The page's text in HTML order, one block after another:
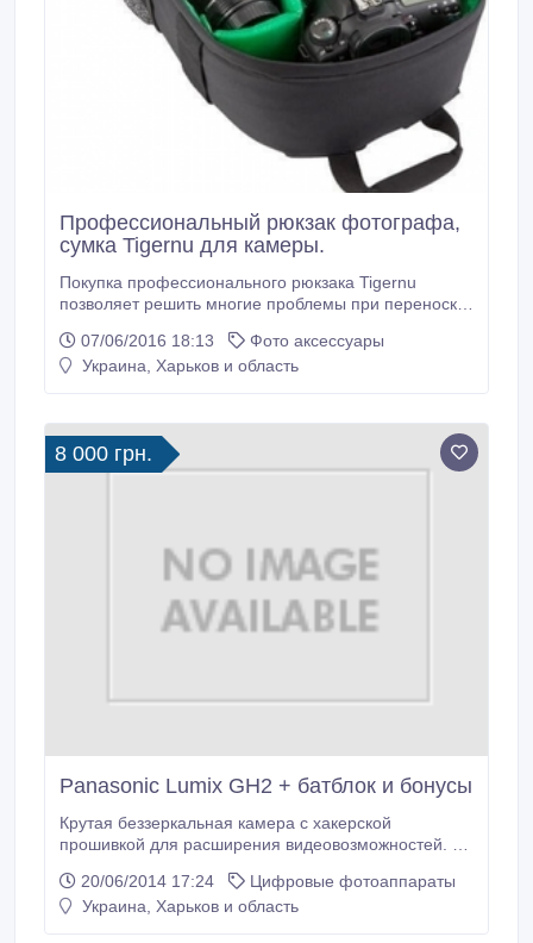
Профессиональный рюкзак фотографа,
сумка Tigernu для камеры.
Покупка профессионального рюкзака Tigernu
позволяет решить многие проблемы при переноске
фотосъемки. Вам больше не придется хаотично
переносить фотоаппарат, вспышку, штатив,
лишаетесь этих проблем.
07/06/2016 18:13
Фото аксессуары
Украина, Харьков и область
8 000 грн.
Panasonic Lumix GH2 + батблок и бонусы
Крутая беззеркальная камера с хакерской
прошивкой для расширения видеовозможностей. В
кеноновских Марков. Состояние отличное, работает
без сбоев. Объектив: LUMIX G Vario 14-42 мм F3.5-
20/06/2014 17:24
Цифровые фотоаппараты
Украина, Харьков и область